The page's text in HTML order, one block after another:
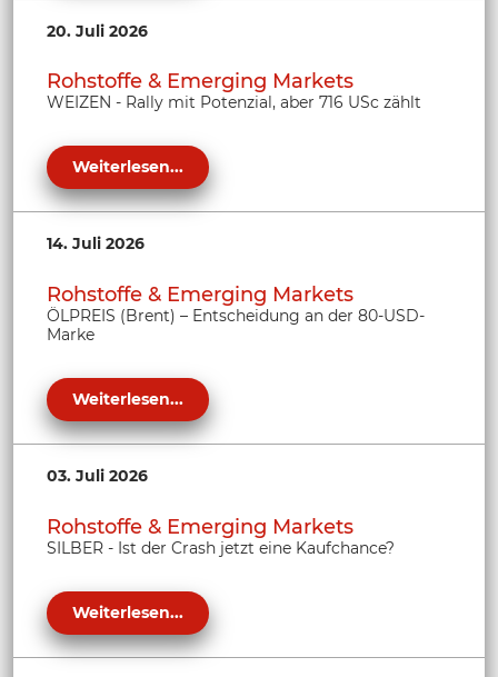
20. Juli 2026
Rohstoffe & Emerging Markets
WEIZEN - Rally mit Potenzial, aber 716 USc zählt
Weiterlesen...
14. Juli 2026
Rohstoffe & Emerging Markets
ÖLPREIS (Brent) – Entscheidung an der 80-USD-
Marke
Weiterlesen...
03. Juli 2026
Rohstoffe & Emerging Markets
SILBER - Ist der Crash jetzt eine Kaufchance?
Weiterlesen...